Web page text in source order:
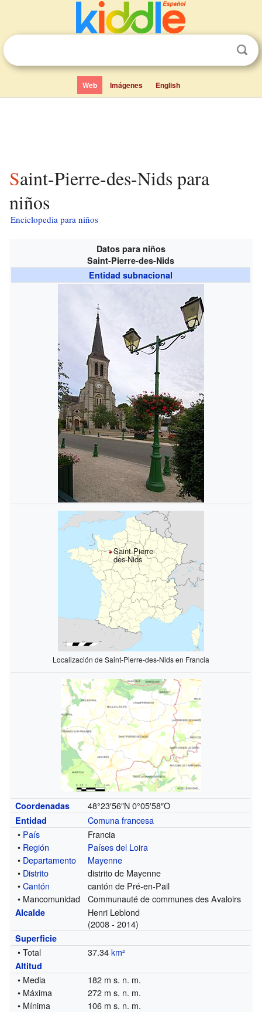
Web Imágenes English
Saint-Pierre-des-Nids para
niños
Enciclopedia para niños
Datos para niños
Saint-Pierre-des-Nids
Entidad subnacional
Saint-Pierre-
des-Nids
Localización de Saint-Pierre-des-Nids en Francia
Coordenadas 48°23′56″N 0°05′58″O
Entidad
Comuna francesa
• País
Francia
• Región
Países del Loira
• Departamento
Mayenne
• Distrito
distrito de Mayenne
•Cantón
cantón de Pré-en-Pail
• Mancomunidad
Communauté de communes des Avaloirs
Alcalde
Henri Leblond
(2008 - 2014)
Superficie
• Total 37.34km²
Altitud
• Media
182 m s. n. m.
• Máxima
272 m s. n. m.
• Mínima
106 m s. n. m.